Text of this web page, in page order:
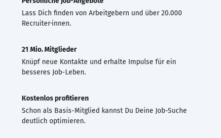
Lass Dich finden von Arbeitgebern und über 20.000
Recruiter·innen.
21 Mio. Mitglieder
Knüpf neue Kontakte und erhalte Impulse für ein
besseres Job-Leben.
Kostenlos profitieren
Schon als Basis-Mitglied kannst Du Deine Job-Suche
deutlich optimieren.